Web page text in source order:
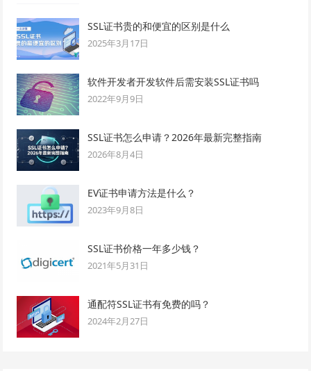
SSL证书贵的和便宜的区别是什么
2025年3月17日
软件开发者开发软件后需安装SSL证书吗
2022年9月9日
SSL证书怎么申请？2026年最新完整指南
2026年8月4日
EV证书申请方法是什么？
2023年9月8日
SSL证书价格一年多少钱？
2021年5月31日
通配符SSL证书有免费的吗？
2024年2月27日